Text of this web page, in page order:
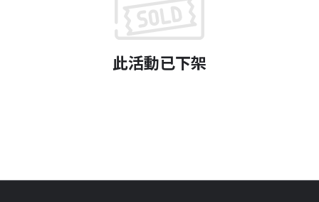
此活動已下架